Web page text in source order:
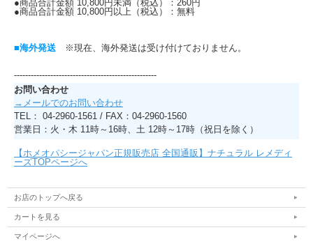
●商品合計金額 10,800円未満（税込）：260円
●商品合計金額 10,800円以上（税込）：無料
■海外発送 ※現在、海外発送は受け付けておりません。
---------------------------------------------------
お問い合わせ
→メールでのお問い合わせ
TEL： 04-2960-1561 / FAX：04-2960-1560
営業日：火・木 11時～16時、土 12時～17時（祝日を除く）
【ホメオパシージャパン正規販売店 全国通販】ナチュラル レメディ
ーズTOPページへ
お店のトップへ戻る
カートを見る
マイページへ